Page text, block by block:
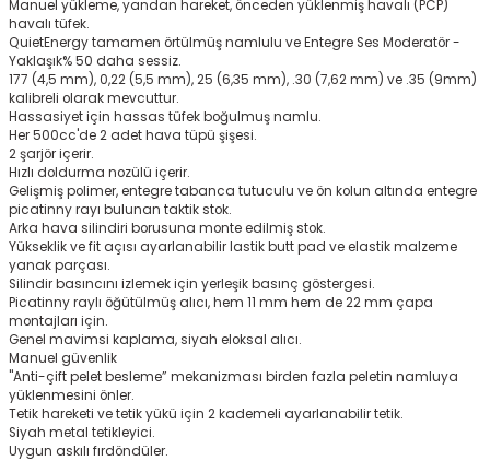
Manuel yükleme, yandan hareket, önceden yüklenmiş havalı (PCP)
havalı tüfek.
QuietEnergy tamamen örtülmüş namlulu ve Entegre Ses Moderatör -
Yaklaşık% 50 daha sessiz.
177 (4,5 mm), 0,22 (5,5 mm), 25 (6,35 mm), .30 (7,62 mm) ve .35 (9mm)
kalibreli olarak mevcuttur.
Hassasiyet için hassas tüfek boğulmuş namlu.
Her 500cc'de 2 adet hava tüpü şişesi.
2 şarjör içerir.
Hızlı doldurma nozülü içerir.
Gelişmiş polimer, entegre tabanca tutuculu ve ön kolun altında entegre
picatinny rayı bulunan taktik stok.
Arka hava silindiri borusuna monte edilmiş stok.
Yükseklik ve fit açısı ayarlanabilir lastik butt pad ve elastik malzeme
yanak parçası.
Silindir basıncını izlemek için yerleşik basınç göstergesi.
Picatinny raylı öğütülmüş alıcı, hem 11 mm hem de 22 mm çapa
montajları için.
Genel mavimsi kaplama, siyah eloksal alıcı.
Manuel güvenlik
"Anti-çift pelet besleme” mekanizması birden fazla peletin namluya
yüklenmesini önler.
Tetik hareketi ve tetik yükü için 2 kademeli ayarlanabilir tetik.
Siyah metal tetikleyici.
Uygun askılı fırdöndüler.